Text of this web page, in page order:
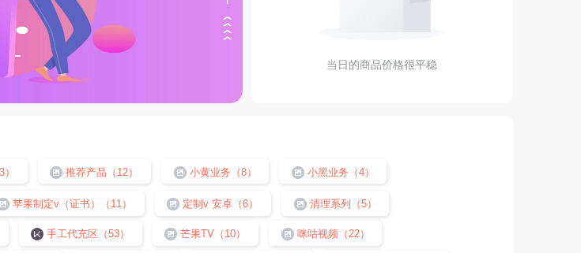
当日的商品价格很平稳
推荐产品（12） 小黄业务（8） 小黑业务（4）
苹果制定v（证书）（11） 定制v 安卓（6） 清理系列（5）
手工代充区（53） 芒果TV（10） 咪咕视频（22）